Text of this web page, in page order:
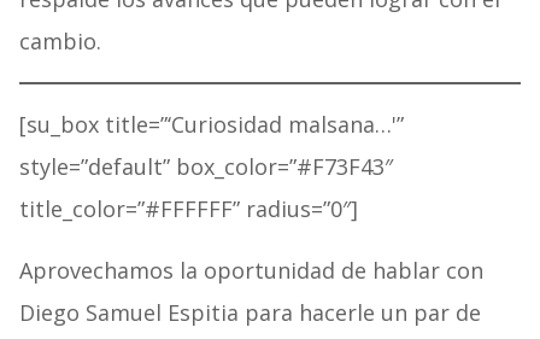
cambio.
[su_box title=”‘Curiosidad malsana…'”
style=”default” box_color=”#F73F43″
title_color=”#FFFFFF” radius=”0″]
Aprovechamos la oportunidad de hablar con
Diego Samuel Espitia para hacerle un par de